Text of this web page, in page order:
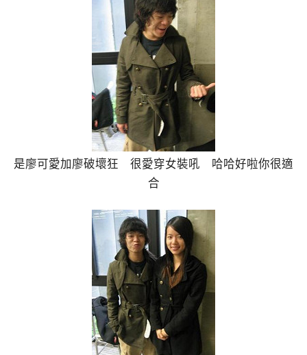
是廖可愛加廖破壞狂 很愛穿女裝吼 哈哈好啦你很適
合